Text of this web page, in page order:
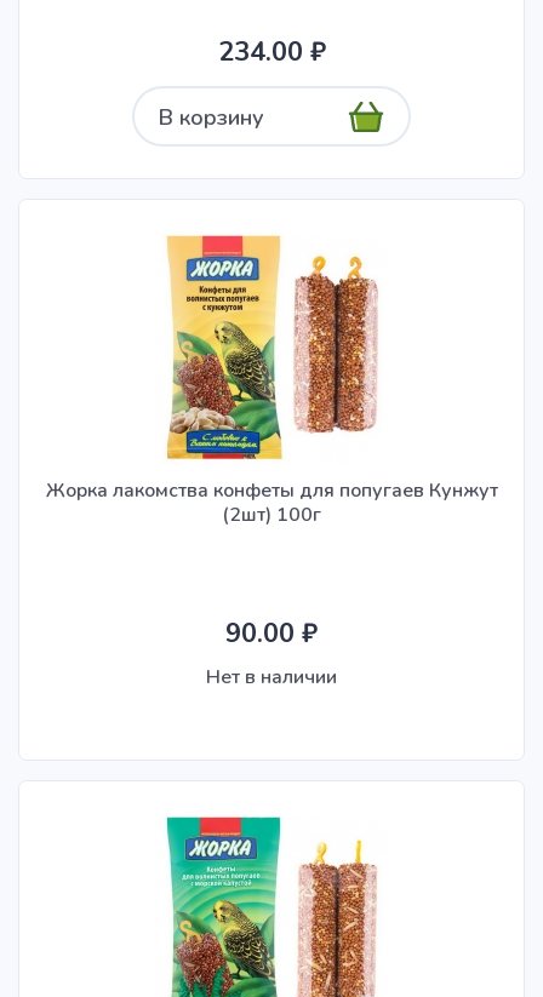
234.00 ₽
В корзину
Жорка лакомства конфеты для попугаев Кунжут
(2шт) 100г
90.00 ₽
Нет в наличии